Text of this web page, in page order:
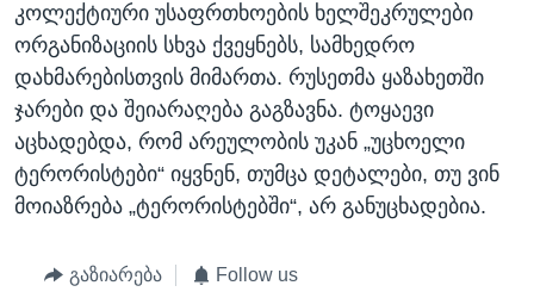
კოლექტიური უსაფრთხოების ხელშეკრულები
ორგანიზაციის სხვა ქვეყნებს, სამხედრო
დახმარებისთვის მიმართა. რუსეთმა ყაზახეთში
ჯარები და შეიარაღება გაგზავნა. ტოყაევი
აცხადებდა, რომ არეულობის უკან „უცხოელი
ტერორისტები“ იყვნენ, თუმცა დეტალები, თუ ვინ
მოიაზრება „ტერორისტებში“, არ განუცხადებია.
გაზიარება Follow us